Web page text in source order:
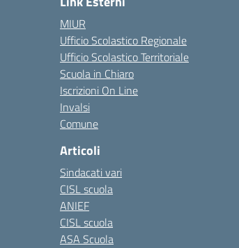
MIUR
Ufficio Scolastico Regionale
Ufficio Scolastico Territoriale
Scuola in Chiaro
Iscrizioni On Line
Invalsi
Comune
Articoli
Sindacati vari
CISL scuola
ANIEF
CISL scuola
ASA Scuola